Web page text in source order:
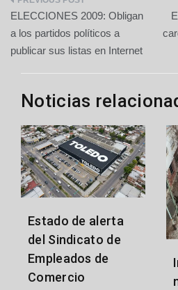
Navegación
de
entradas
ELECCIONES 2009: Obligan
a los partidos políticos a
publicar sus listas en Internet
Noticias
Estado de alerta
del Sindicato de
Empleados de
Comercio